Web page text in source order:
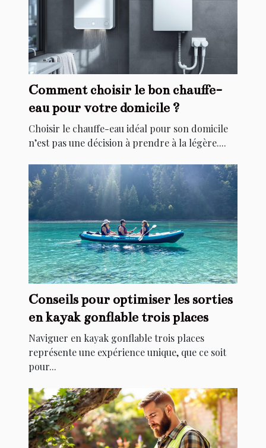
Comment choisir le bon chauffe-
eau pour votre domicile ?
Choisir le chauffe-eau idéal pour son domicile
n’est pas une décision à prendre à la légère....
Conseils pour optimiser les sorties
en kayak gonflable trois places
Naviguer en kayak gonflable trois places
représente une expérience unique, que ce soit
pour...